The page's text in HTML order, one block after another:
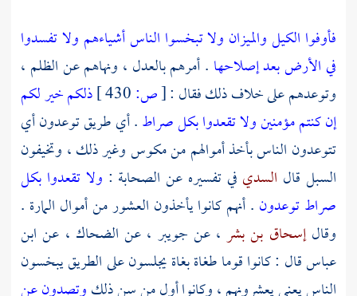
فأوفوا الكيل والميزان ولا تبخسوا الناس أشياءهم ولا تفسدوا
في الأرض بعد إصلاحها . أمرهم بالعدل ، ونهاهم عن الظلم ،
وتوعدهم على خلاف ذلك فقال :[ص:
ذلكم خير لكم
إن كنتم مؤمنين ولا تقعدوا بكل صراط. أي طريق توعدون أي
تتوعدون الناس بأخذ أموالهم من مكوس وغير ذلك ، وتخيفون
السبل قال السدي في تفسيره عن الصحابة : ولا تقعدوا بكل
صراط توعدون . أنهم كانوا يأخذون العشور من أموال المارة .
وقالإسحاق بن بشر ، عن جويبر ، عن الضحاك ، عن ابن
عباسقال : كانوا قوما طغاة بغاة يجلسون على الطريق يبخسون